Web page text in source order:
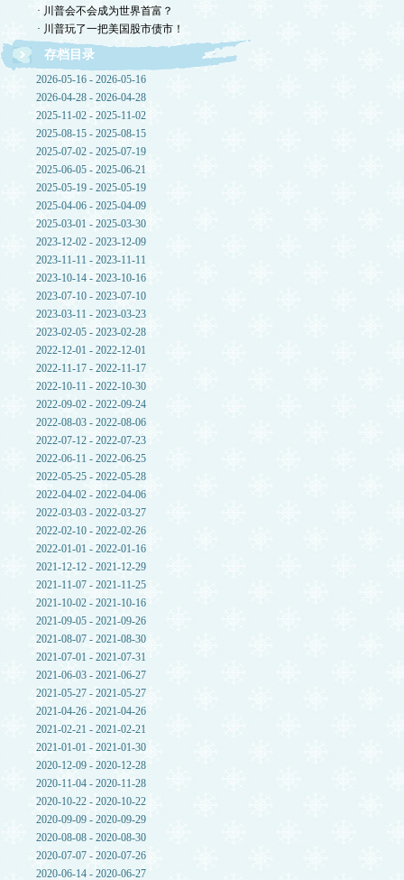
· 川普会不会成为世界首富？
· 川普玩了一把美国股市债市！
存档目录
2026-05-16 - 2026-05-16
2026-04-28 - 2026-04-28
2025-11-02 - 2025-11-02
2025-08-15 - 2025-08-15
2025-07-02 - 2025-07-19
2025-06-05 - 2025-06-21
2025-05-19 - 2025-05-19
2025-04-06 - 2025-04-09
2025-03-01 - 2025-03-30
2023-12-02 - 2023-12-09
2023-11-11 - 2023-11-11
2023-10-14 - 2023-10-16
2023-07-10 - 2023-07-10
2023-03-11 - 2023-03-23
2023-02-05 - 2023-02-28
2022-12-01 - 2022-12-01
2022-11-17 - 2022-11-17
2022-10-11 - 2022-10-30
2022-09-02 - 2022-09-24
2022-08-03 - 2022-08-06
2022-07-12 - 2022-07-23
2022-06-11 - 2022-06-25
2022-05-25 - 2022-05-28
2022-04-02 - 2022-04-06
2022-03-03 - 2022-03-27
2022-02-10 - 2022-02-26
2022-01-01 - 2022-01-16
2021-12-12 - 2021-12-29
2021-11-07 - 2021-11-25
2021-10-02 - 2021-10-16
2021-09-05 - 2021-09-26
2021-08-07 - 2021-08-30
2021-07-01 - 2021-07-31
2021-06-03 - 2021-06-27
2021-05-27 - 2021-05-27
2021-04-26 - 2021-04-26
2021-02-21 - 2021-02-21
2021-01-01 - 2021-01-30
2020-12-09 - 2020-12-28
2020-11-04 - 2020-11-28
2020-10-22 - 2020-10-22
2020-09-09 - 2020-09-29
2020-08-08 - 2020-08-30
2020-07-07 - 2020-07-26
2020-06-14 - 2020-06-27